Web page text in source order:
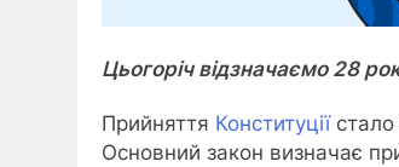
Цьогоріч відзначаємо 28
Прийняття Конституції
Основний закон визначає